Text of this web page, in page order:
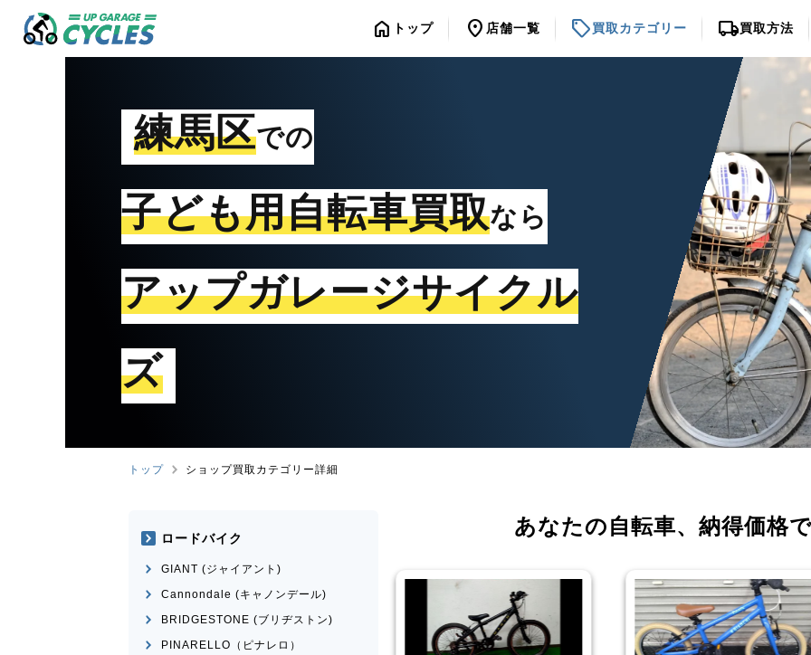
home トップ location_on 店舗一覧 sell買取カテゴリー local_shipping買取方法
練馬区での
子ども用自転車買取なら
アップガレージサイクル
ズ
トップ ショップ買取カテゴリー詳細
あなたの自転車、 納得価格
ロードバイク
GIANT (ジャイアント)
Cannondale (キャノンデール)
BRIDGESTONE (ブリヂストン)
PINARELLO（ピナレロ）